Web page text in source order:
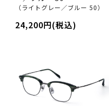
（ライトグレー／ブルー 50）
24,200円(税込)